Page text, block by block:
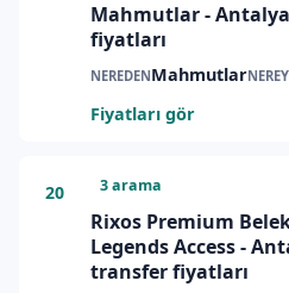
Mahmutlar -
fiyatları
NEREDENMahmutlar
Fiyatları gör
20 3 arama
Rixos Premium
Legends Access -
transfer fiyatları